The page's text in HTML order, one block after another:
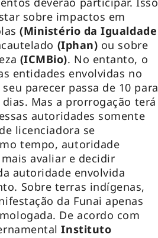
sobre impactos em
(Ministério da Igualdade
(Iphan) ou sobre
(ICMBio). No entanto, o
entidades envolvidas no
parecer passa de 10 para
Mas a prorrogação terá
autoridades somente
licenciadora se
tempo, autoridade
avaliar e decidir
autoridade envolvida
Sobre terras indígenas,
da Funai apenas
De acordo com
Instituto